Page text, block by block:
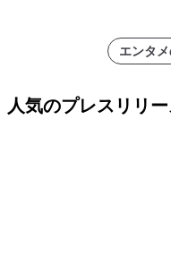
エンタ
人気のプレスリリ